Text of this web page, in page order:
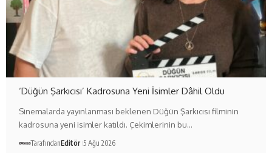
‘Düğün Şarkıcısı’ Kadrosuna Yeni İsimler Dâhil Oldu
Sinemalarda yayınlanması beklenen Düğün Şarkıcısı filminin
kadrosuna yeni isimler katıldı. Çekimlerinin bu…
TarafındanEditör 5 Ağu 2026